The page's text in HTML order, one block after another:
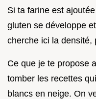
Si ta farine est
gluten se développe
cherche ici la densité,
Ce que je te propose
tomber les recettes
blancs en neige. On